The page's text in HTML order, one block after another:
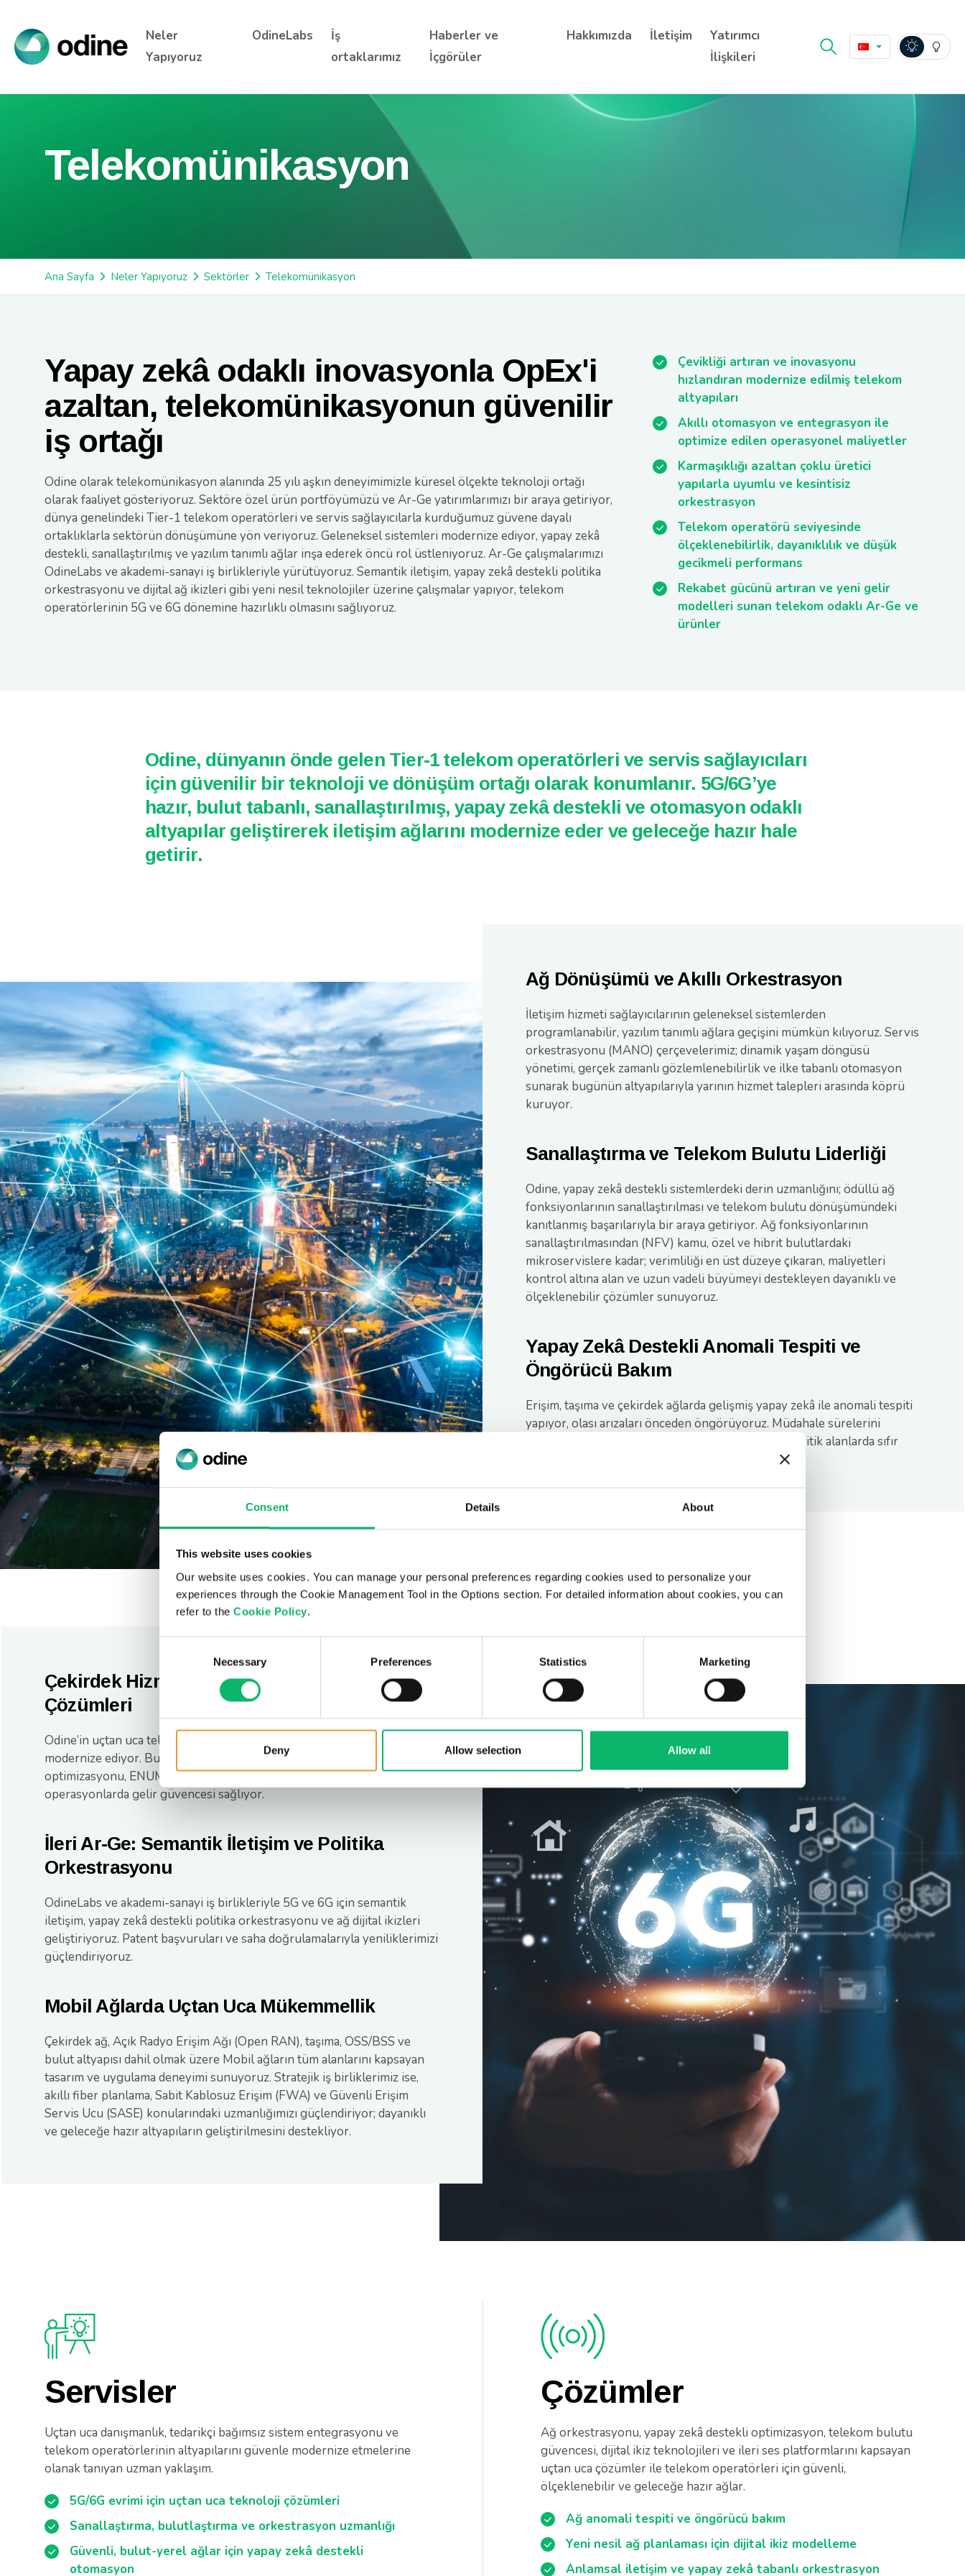
Consent Details About
This website uses cookies
Our website uses cookies. You can manage your personal preferences regarding cookies used to personalize your
experiences through the Cookie Management Tool in the Options section. For detailed information about cookies, you can
refer to the Cookie Policy.
Necessary Preferences Statistics Marketing
Deny Allow selection Allow all
Neler
Yapıyoruz
OdineLabs
İş
ortaklarımız
Haberler ve
İçgörüler
Hakkımızda İletişim
Yatırımcı
İlişkileri
Telekomünikasyon
Ana Sayfa Neler Yapıyoruz Sektörler Telekomünikasyon
Yapay zekâ odaklı inovasyonla OpEx'i
azaltan, telekomünikasyonun güvenilir
iş ortağı
Odine olarak telekomünikasyon alanında 25 yılı aşkın deneyimimizle küresel ölçekte teknoloji ortağı
olarak faaliyet gösteriyoruz. Sektöre özel ürün portföyümüzü ve Ar-Ge yatırımlarımızı bir araya getiriyor,
dünya genelindeki Tier-1 telekom operatörleri ve servis sağlayıcılarla kurduğumuz güvene dayalı
ortaklıklarla sektörün dönüşümüne yön veriyoruz. Geleneksel sistemleri modernize ediyor, yapay zekâ
destekli, sanallaştırılmış ve yazılım tanımlı ağlar inşa ederek öncü rol üstleniyoruz. Ar-Ge çalışmalarımızı
OdineLabs ve akademi-sanayi iş birlikleriyle yürütüyoruz. Semantik iletişim, yapay zekâ destekli politika
orkestrasyonu ve dijital ağ ikizleri gibi yeni nesil teknolojiler üzerine çalışmalar yapıyor, telekom
operatörlerinin 5G ve 6G dönemine hazırlıklı olmasını sağlıyoruz.
Çevikliği artıran ve inovasyonu
hızlandıran modernize edilmiş telekom
altyapıları
Akıllı otomasyon ve entegrasyon ile
optimize edilen operasyonel maliyetler
Karmaşıklığı azaltan çoklu üretici
yapılarla uyumlu ve kesintisiz
orkestrasyon
Telekom operatörü seviyesinde
ölçeklenebilirlik, dayanıklılık ve düşük
gecikmeli performans
Rekabet gücünü artıran ve yeni gelir
modelleri sunan telekom odaklı Ar-Ge ve
ürünler
Odine, dünyanın önde gelen Tier-1 telekom operatörleri ve servis sağlayıcıları
için güvenilir bir teknoloji ve dönüşüm ortağı olarak konumlanır. 5G/6G’ye
hazır, bulut tabanlı, sanallaştırılmış, yapay zekâ destekli ve otomasyon odaklı
altyapılar geliştirerek iletişim ağlarını modernize eder ve geleceğe hazır hale
getirir.
Ağ Dönüşümü ve Akıllı Orkestrasyon
İletişim hizmeti sağlayıcılarının geleneksel sistemlerden
programlanabilir, yazılım tanımlı ağlara geçişini mümkün kılıyoruz. Servis
orkestrasyonu (MANO) çerçevelerimiz; dinamik yaşam döngüsü
yönetimi, gerçek zamanlı gözlemlenebilirlik ve ilke tabanlı otomasyon
sunarak bugünün altyapılarıyla yarının hizmet talepleri arasında köprü
kuruyor.
Sanallaştırma ve Telekom Bulutu Liderliği
Odine, yapay zekâ destekli sistemlerdeki derin uzmanlığını; ödüllü ağ
fonksiyonlarının sanallaştırılması ve telekom bulutu dönüşümündeki
kanıtlanmış başarılarıyla bir araya getiriyor. Ağ fonksiyonlarının
sanallaştırılmasından (NFV) kamu, özel ve hibrit bulutlardaki
mikroservislere kadar; verimliliği en üst düzeye çıkaran, maliyetleri
kontrol altına alan ve uzun vadeli büyümeyi destekleyen dayanıklı ve
ölçeklenebilir çözümler sunuyoruz.
Yapay Zekâ Destekli Anomali Tespiti ve
Öngörücü Bakım
Erişim, taşıma ve çekirdek ağlarda gelişmiş yapay zekâ ile anomali tespiti
yapıyor, olası arızaları önceden öngörüyoruz. Müdahale sürelerini
kısaltıyor, gereksiz alarmları ortadan kaldırıyor ve kritik alanlarda sıfır
Çekirdek Hizmetler için Modüler Yazılım
Çözümleri
Odine’in uçtan uca telekom yazılım paketi, ses ve mesajlaşma altyapılarını
modernize ediyor. Bu sistemler; akıllı trafik yönlendirme, ara bağlantı
optimizasyonu, ENUM ve STIR/SHAKEN uyumluluğu ile küresel
operasyonlarda gelir güvencesi sağlıyor.
İleri Ar-Ge: Semantik İletişim ve Politika
Orkestrasyonu
OdineLabs ve akademi-sanayi iş birlikleriyle 5G ve 6G için semantik
iletişim, yapay zekâ destekli politika orkestrasyonu ve ağ dijital ikizleri
geliştiriyoruz. Patent başvuruları ve saha doğrulamalarıyla yeniliklerimizi
güçlendiriyoruz.
Mobil Ağlarda Uçtan Uca Mükemmellik
Çekirdek ağ, Açık Radyo Erişim Ağı (Open RAN), taşıma, OSS/BSS ve
bulut altyapısı dahil olmak üzere Mobil ağların tüm alanlarını kapsayan
tasarım ve uygulama deneyimi sunuyoruz. Stratejik iş birliklerimiz ise,
akıllı fiber planlama, Sabit Kablosuz Erişim (FWA) ve Güvenli Erişim
Servis Ucu (SASE) konularındaki uzmanlığımızı güçlendiriyor; dayanıklı
ve geleceğe hazır altyapıların geliştirilmesini destekliyor.
Servisler
Uçtan uca danışmanlık, tedarikçi bağımsız sistem entegrasyonu ve
telekom operatörlerinin altyapılarını güvenle modernize etmelerine
olanak tanıyan uzman yaklaşım.
5G/6G evrimi için uçtan uca teknoloji çözümleri
Sanallaştırma, bulutlaştırma ve orkestrasyon uzmanlığı
Güvenli, bulut-yerel ağlar için yapay zekâ destekli
otomasyon
Çözümler
Ağ orkestrasyonu, yapay zekâ destekli optimizasyon, telekom bulutu
güvencesi, dijital ikiz teknolojileri ve ileri ses platformlarını kapsayan
uçtan uca çözümler ile telekom operatörleri için güvenli,
ölçeklenebilir ve geleceğe hazır ağlar.
Ağ anomali tespiti ve öngörücü bakım
Yeni nesil ağ planlaması için dijital ikiz modelleme
Anlamsal iletişim ve yapay zekâ tabanlı orkestrasyon